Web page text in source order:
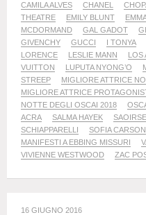
CAMILA ALVES
CHANEL
THEATRE
EMILY BLUNT
MCDORMAND
GAL GADOT
GIVENCHY
GUCCI I TONYA
LORENCE
LESLIE MANN LOS
VUITTON
LUPUTA NYONG’O
STREEP
MIGLIORE ATTRICE
MIGLIORE ATTRICE
NOTTE DEGLI OSCAI 2018
ACRA
SALMA HAYEK
SCHIAPPARELLI
SOFIA CARSON
MANIFESTI A EBBING MISSURI
VIVIENNE WESTWOOD
ZAC
16 GIUGNO 2016